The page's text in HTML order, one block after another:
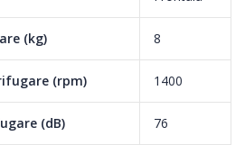
simplu programele pe care ti le
de download, direct de pe
dorit din setul de 5
(kg) 8
(rpm) 1400
(dB) 76